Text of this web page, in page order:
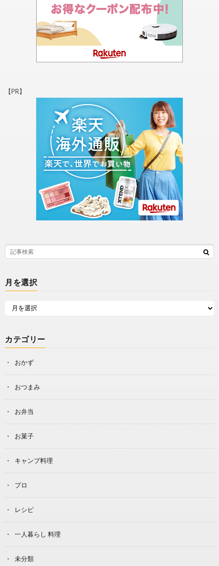
【PR】
月を選択
カテゴリー
おかず
おつまみ
お弁当
お菓子
キャンプ料理
プロ
レシピ
一人暮らし 料理
未分類